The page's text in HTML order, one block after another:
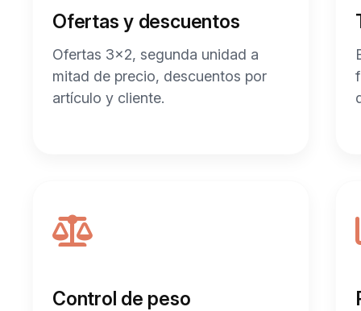
Ofertas y descuentos
Ofertas 3×2, segunda unidad a
mitad de precio, descuentos por
artículo y cliente.
Control de peso